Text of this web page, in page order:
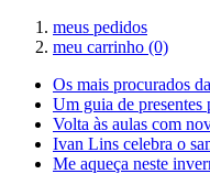
meus pedidos
meu carrinho (0)
Os mais procurados
Um guia de presentes
Volta às aulas com
Ivan Lins celebra o
Me aqueça neste